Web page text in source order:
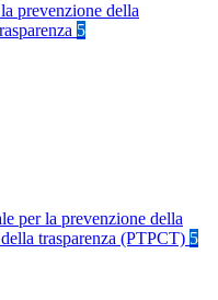
prevenzione della
5
per la prevenzione della
trasparenza (PTPCT) 5